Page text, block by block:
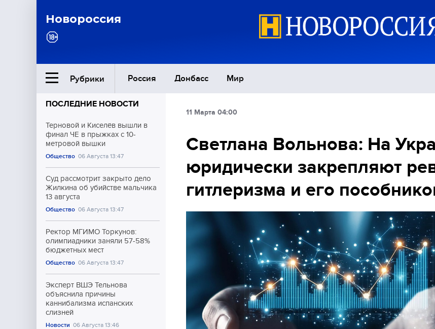
Новороссия
Рубрики Россия Донбасс Мир
Ближний Восток
Общество
Экономика
Культура
ПОСЛЕДНИЕ НОВОСТИ
Терновой и Киселёв вышли в
финал ЧЕ в прыжках с 10-
метровой вышки
Общество 06 Августа 13:47
Суд рассмотрит закрыто дело
Жилкина об убийстве мальчика
13 августа
Общество 06 Августа 13:47
Ректор МГИМО Торкунов:
олимпиадники заняли 57-58%
бюджетных мест
Общество 06 Августа 13:47
Эксперт ВШЭ Тельнова
объяснила причины
каннибализма испанских
слизней
Новости 06 Августа 13:46
11 Марта 04:00
Светлана Вольнова: На
юридически закрепляют
гитлеризма и его